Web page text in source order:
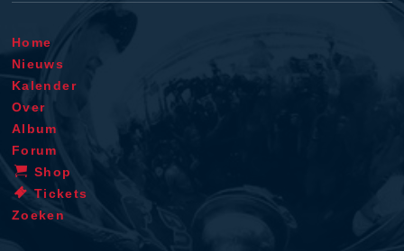
Home
Nieuws
Kalender
Over
Album
Forum
Shop
Tickets
Zoeken